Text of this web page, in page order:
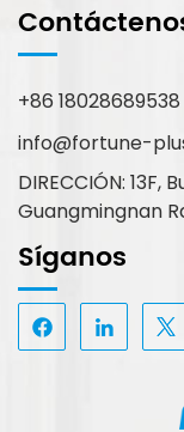
+86 18028689538
info@fortune-
DIRECCIÓN: 13F,
Guangmingnan
Síganos